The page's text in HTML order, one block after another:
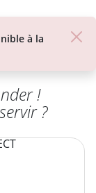
plateau
!
?
à la